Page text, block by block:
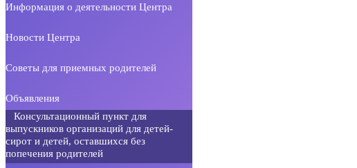
Информация о деятельности Центра
Новости Центра
Советы для приемных родителей
Объявления
Консультационный пункт для
выпускников организаций для детей-
сирот и детей, оставшихся без
попечения родителей